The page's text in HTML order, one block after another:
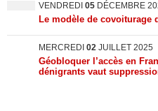
VENDREDI 05 DÉCEMBRE
Le modèle de covoiturage
MERCREDI 02 JUILLET 2025
Géobloquer l’accès en
dénigrants vaut